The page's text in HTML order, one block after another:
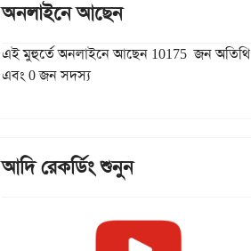
অনলাইনে আছেন
এই মুহুর্তে অনলাইনে আছেন 10175 জন অতিথি
এবং 0 জন সদস্য
আদি রেকর্ডিং শুনুন